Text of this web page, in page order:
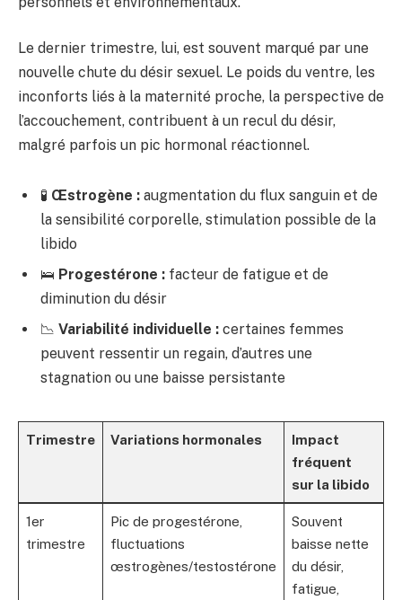
Le dernier trimestre, lui, est souvent marqué par une
nouvelle chute du désir sexuel. Le poids du ventre, les
inconforts liés à la maternité proche, la perspective de
l’accouchement, contribuent à un recul du désir,
malgré parfois un pic hormonal réactionnel.
🧪 Œstrogène : augmentation du flux sanguin et de
la sensibilité corporelle, stimulation possible de la
libido
🛌 Progestérone : facteur de fatigue et de
diminution du désir
📉 Variabilité individuelle : certaines femmes
peuvent ressentir un regain, d’autres une
stagnation ou une baisse persistante
Trimestre Variations hormonales
Impact
fréquent
sur la libido
1er
trimestre
Pic de progestérone,
fluctuations
œstrogènes/testostérone
Souvent
baisse nette
du désir,
fatigue,